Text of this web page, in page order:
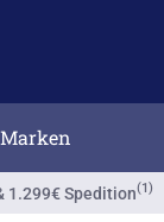
Marken
1.299€ Spedition(1)